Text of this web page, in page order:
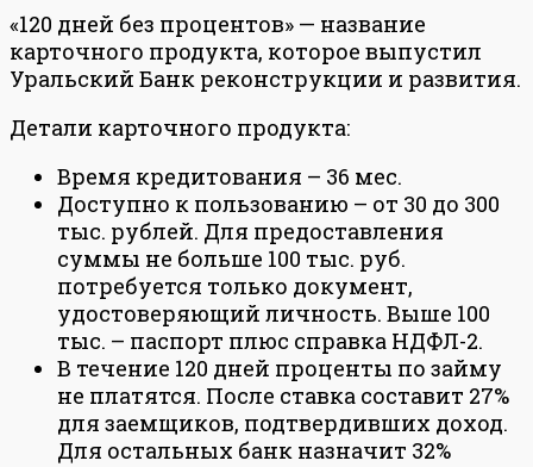
«120 дней без процентов» — название
карточного продукта, которое выпустил
Уральский Банк реконструкции и развития.
Детали карточного продукта:
Время кредитования – 36 мес.
Доступно к пользованию – от 30 до 300
тыс. рублей. Для предоставления
суммы не больше 100 тыс. руб.
потребуется только документ,
удостоверяющий личность. Выше 100
тыс. – паспорт плюс справка НДФЛ-2.
В течение 120 дней проценты по займу
не платятся. После ставка составит 27%
для заемщиков, подтвердивших доход.
Для остальных банк назначит 32%